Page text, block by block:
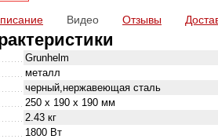
Видео Отзывы
Grunhelm
металл
черный,нержавеющая сталь
250 х 190 х 190 мм
2.43 кг
1800 Вт